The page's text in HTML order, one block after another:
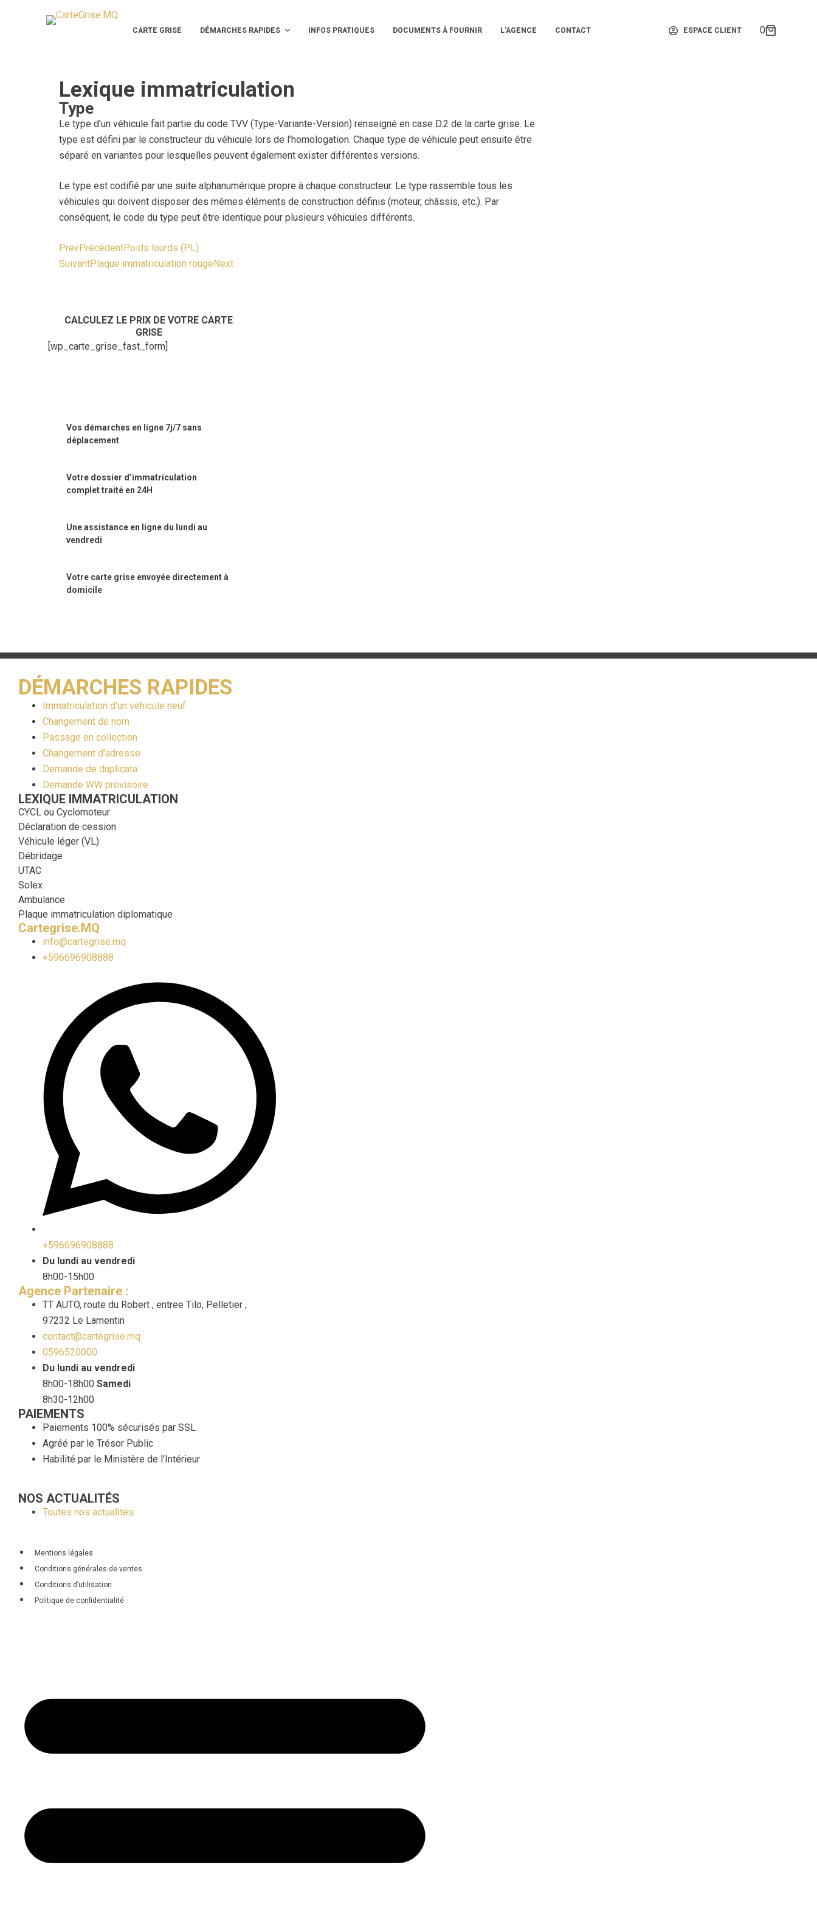
CARTE GRISE DÉMARCHES RAPIDES INFOS PRATIQUES DOCUMENTS À FOURNIR L’AGENCE CONTACT ESPACE CLIENT
Panier
0
Lexique immatriculation
Type
Le type d’un véhicule fait partie du code TVV (Type-Variante-Version) renseigné en case D.2 de la carte grise. Le
type est défini par le constructeur du véhicule lors de l’homologation. Chaque type de véhicule peut ensuite être
séparé en variantes pour lesquelles peuvent également exister différentes versions.
Le type est codifié par une suite alphanumérique propre à chaque constructeur. Le type rassemble tous les
véhicules qui doivent disposer des mêmes éléments de construction définis (moteur, châssis, etc.). Par
conséquent, le code du type peut être identique pour plusieurs véhicules différents.
PrevPrécédentPoids lourds (PL)
SuivantPlaque immatriculation rougeNext
CALCULEZ LE PRIX DE VOTRE CARTE
GRISE
[wp_carte_grise_fast_form]
Vos démarches en ligne 7j/7 sans
déplacement
Votre dossier d’immatriculation
complet traité en 24H
Une assistance en ligne du lundi au
vendredi
Votre carte grise envoyée directement à
domicile
DÉMARCHES RAPIDES
Immatriculation d'un véhicule neuf
Changement de nom
Passage en collection
Changement d'adresse
Demande de duplicata
Demande WW provisoire
LEXIQUE IMMATRICULATION
CYCL ou Cyclomoteur
Déclaration de cession
Véhicule léger (VL)
Débridage
UTAC
Solex
Ambulance
Plaque immatriculation diplomatique
Cartegrise.MQ
info@cartegrise.mq
+596696908888
+596696908888
Du lundi au vendredi
8h00-15h00
Agence Partenaire :
TT AUTO, route du Robert , entree Tilo, Pelletier ,
97232 Le Lamentin
contact@cartegrise.mq
0596520000
Du lundi au vendredi
8h00-18h00 Samedi
8h30-12h00
PAIEMENTS
Paiements 100% sécurisés par SSL
Agréé par le Trésor Public
Habilité par le Ministère de l’Intérieur
NOS ACTUALITÉS
Toutes nos actualités
Mentions légales
Conditions générales de ventes
Conditions d’utilisation
Politique de confidentialité